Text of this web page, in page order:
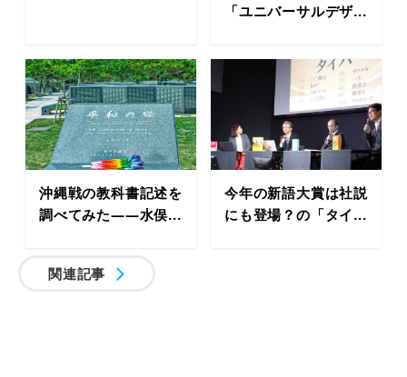
「ユニバーサルデザ...
沖縄戦の教科書記述を
調べてみた――水俣...
今年の新語大賞は社説
にも登場？の「タイ...
関連記事